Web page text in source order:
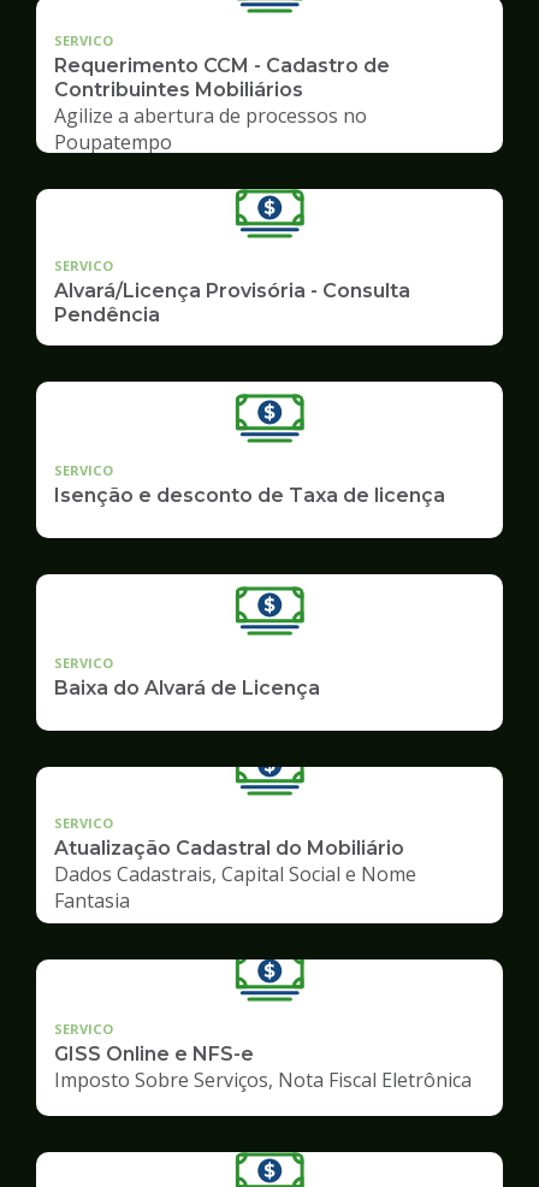
SERVICO
Requerimento CCM - Cadastro de
Contribuintes Mobiliários
Agilize a abertura de processos no
Poupatempo
SERVICO
Alvará/Licença Provisória - Consulta
Pendência
SERVICO
Isenção e desconto de Taxa de licença
SERVICO
Baixa do Alvará de Licença
SERVICO
Atualização Cadastral do Mobiliário
Dados Cadastrais, Capital Social e Nome
Fantasia
SERVICO
GISS Online e NFS-e
Imposto Sobre Serviços, Nota Fiscal Eletrônica